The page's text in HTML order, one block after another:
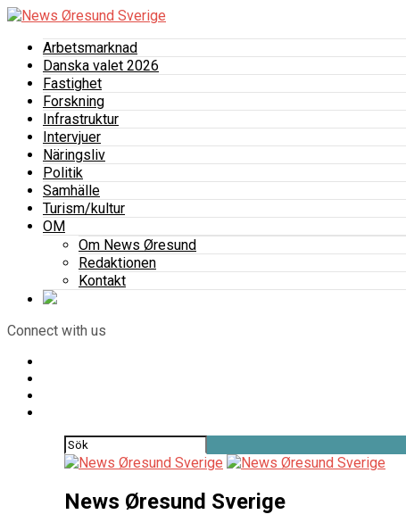
Arbetsmarknad
Danska valet 2026
Fastighet
Forskning
Infrastruktur
Intervjuer
Näringsliv
Politik
Samhälle
Turism/kultur
OM
Om News Øresund
Redaktionen
Kontakt
Connect with us
News Øresund Sverige